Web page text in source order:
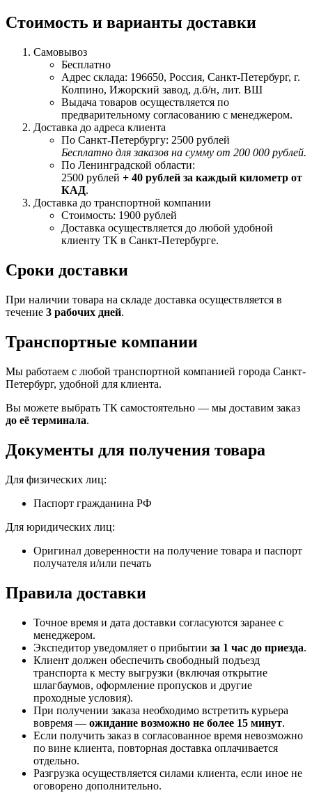
Стоимость и варианты доставки
Самовывоз
Бесплатно
Адрес склада: 196650, Россия, Санкт-Петербург, г.
Колпино, Ижорский завод, д.б/н, лит. ВШ
Выдача товаров осуществляется по
предварительному согласованию с менеджером.
Доставка до адреса клиента
По Санкт-Петербургу: 2500 рублей
Бесплатно для заказов на сумму от 200 000 рублей.
По Ленинградской области:
2500 рублей + 40 рублей за каждый километр от
КАД.
Доставка до транспортной компании
Стоимость: 1900 рублей
Доставка осуществляется до любой удобной
клиенту ТК в Санкт-Петербурге.
Сроки доставки
При наличии товара на складе доставка осуществляется в
течение 3 рабочих дней.
Транспортные компании
Мы работаем с любой транспортной компанией города Санкт-
Петербург, удобной для клиента.
Вы можете выбрать ТК самостоятельно — мы доставим заказ
до её терминала.
Документы для получения товара
Для физических лиц:
Паспорт гражданина РФ
Для юридических лиц:
Оригинал доверенности на получение товара и паспорт
получателя и/или печать
Правила доставки
Точное время и дата доставки согласуются заранее с
менеджером.
Экспедитор уведомляет о прибытии за 1 час до приезда.
Клиент должен обеспечить свободный подъезд
транспорта к месту выгрузки (включая открытие
шлагбаумов, оформление пропусков и другие
проходные условия).
При получении заказа необходимо встретить курьера
вовремя — ожидание возможно не более 15 минут.
Если получить заказ в согласованное время невозможно
по вине клиента, повторная доставка оплачивается
отдельно.
Разгрузка осуществляется силами клиента, если иное не
оговорено дополнительно.